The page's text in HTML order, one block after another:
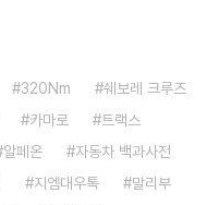
320Nm
쉐보레 크루즈
카마로
트랙스
알페온
자동차 백과사전
지엠대우톡
말리부